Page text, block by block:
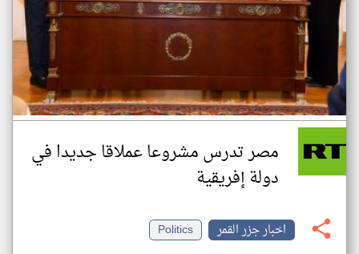
مصر تدرس مشروعا عملاقا جديدا في
دولة إفريقية
اخبار جزر القمر
Politics